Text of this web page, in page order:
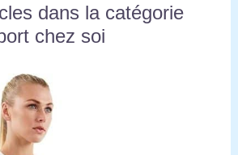
dans la catégorie
chez soi